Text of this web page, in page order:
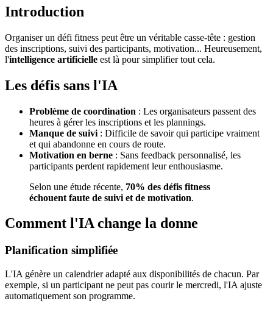
Introduction
Organiser un défi fitness peut être un véritable casse-tête : gestion
des inscriptions, suivi des participants, motivation... Heureusement,
l'intelligence artificielle est là pour simplifier tout cela.
Les défis sans l'IA
Problème de coordination : Les organisateurs passent des
heures à gérer les inscriptions et les plannings.
Manque de suivi : Difficile de savoir qui participe vraiment
et qui abandonne en cours de route.
Motivation en berne : Sans feedback personnalisé, les
participants perdent rapidement leur enthousiasme.
Selon une étude récente, 70% des défis fitness
échouent faute de suivi et de motivation.
Comment l'IA change la donne
Planification simplifiée
L'IA génère un calendrier adapté aux disponibilités de chacun. Par
exemple, si un participant ne peut pas courir le mercredi, l'IA ajuste
automatiquement son programme.